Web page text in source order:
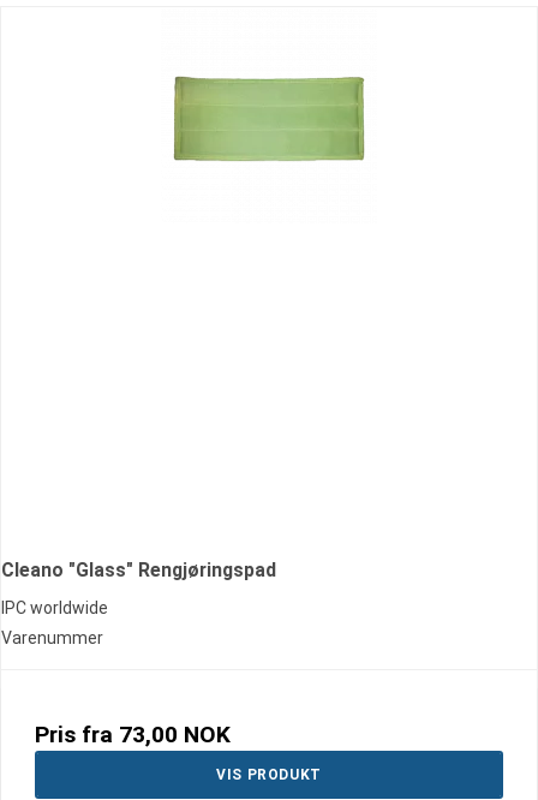
Cleano "Glass" Rengjøringspad
IPC worldwide
Varenummer
Pris fra 73,00 NOK
VIS PRODUKT